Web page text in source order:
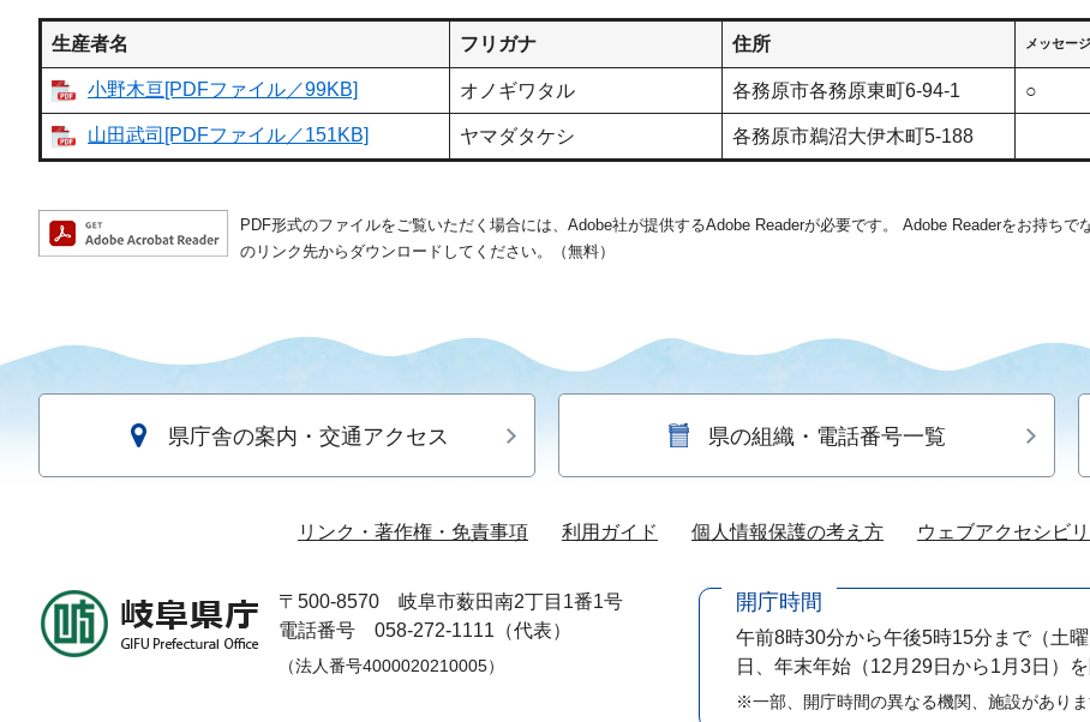
生産者名 フリガナ 住所 メッセージ
小野木亘[PDFファイル／99KB] オノギワタル 各務原市各務原東町6-94-1 ○
山田武司[PDFファイル／151KB] ヤマダタケシ 各務原市鵜沼大伊木町5-188
PDF形式のファイルをご覧いただく場合には、Adobe社が提供するAdobe Readerが必要です。
Adobe Readerをお持ちで
のリンク先からダウンロードしてください。（無料）
県庁舎の案内・交通アクセス 県の組織・電話番号一覧
リンク・著作権・免責事項 利用ガイド 個人情報保護の考え方 ウェブアクセシビ
〒500-8570
岐阜市薮田南2丁目1番1号
電話番号 058-272-1111（代表）
（法人番号4000020210005）
開庁時間
午前8時30分から午後5時15分まで （土
日、年末年始（12月29日から1月3日）を
※一部、開庁時間の異なる機関、施設がありま